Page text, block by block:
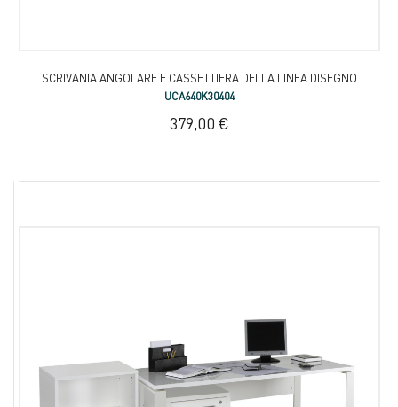
SCRIVANIA ANGOLARE E CASSETTIERA DELLA LINEA DISEGNO
UCA640K30404
379,00 €